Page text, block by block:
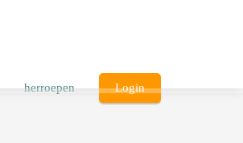
herroepen Login